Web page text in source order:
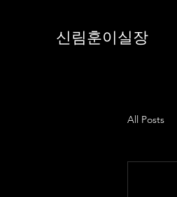
신림훈이실장
All Posts